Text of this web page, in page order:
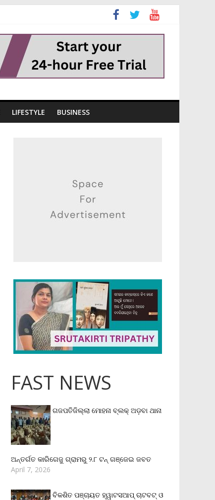
LIFESTYLE BUSINESS
FAST NEWS
ଗଜପତିଜିଲ୍ଲା ମୋହନା ବ୍ଲକ୍‌ ଅଡ଼ବା ଥାନା
ଅନ୍ତର୍ଗତ କାରିଗେଜୁ ଗ୍ରାମରୁ ୨.୮ ଟନ୍ ଗଞ୍ଜେଇ ଜବତ
April 7, 2026
ବିକଶିତ ପଞ୍ଚାୟତ ହ୍ୱାଟସଆପ୍ ଚାଟବଟ୍ ଓ